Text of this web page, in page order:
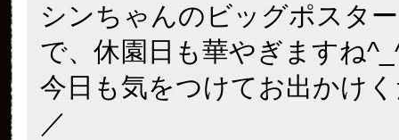
シンちゃんのビッグポスタ
で、休園日も華やぎますね
今日も気をつけてお出かけ
／